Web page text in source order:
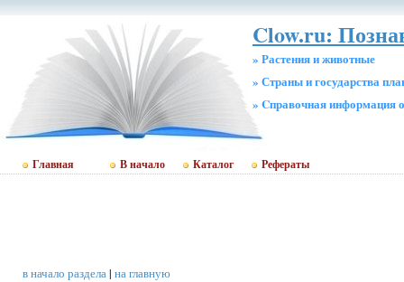
Clow.ru:
» Растения и животные
» Страны и государства
» Cправочная информация
Главная В начало Каталог Рефераты
в начало раздела| на главную